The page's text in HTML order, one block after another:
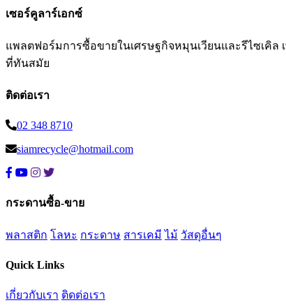
เซอร์คูลาร์เอกซ์
แพลตฟอร์มการซื้อขายในเศรษฐกิจหมุนเวียนและรีไซเคิ
ที่ทันสมัย
ติดต่อเรา
02 348 8710
siamrecycle@hotmail.com
กระดานซื้อ-ขาย
พลาสติก โลหะ กระดาษ สารเคมี ไม้ วัสดุอื่นๆ
Quick Links
เกี่ยวกับเรา ติดต่อเรา